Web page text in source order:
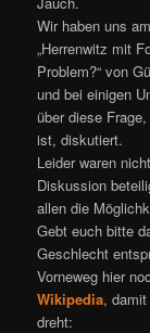
Wir haben uns
„Herrenwitz mit
Problem?“ von
und bei einigen
über diese
ist, diskutiert.
Leider waren
Diskussion
allen die
Gebt euch bitte
Geschlecht
Vorneweg hier
Wikipedia,
dreht: